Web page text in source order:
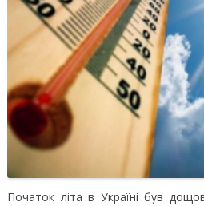
Початок літа в Україні був